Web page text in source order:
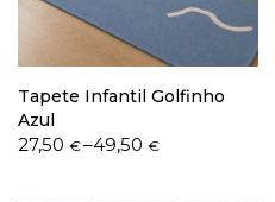
Tapete Infantil Golfinho
Azul
27,50 €–49,50€
Price